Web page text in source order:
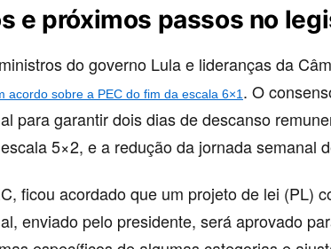
e próximos passos no
do governo Lula e lideranças da
acordo sobre a PEC do fim da escala 6×1 . O
para garantir dois dias de descanso
5×2, e a redução da jornada semanal
ficou acordado que um projeto de lei (PL)
enviado pelo presidente, será aprovado